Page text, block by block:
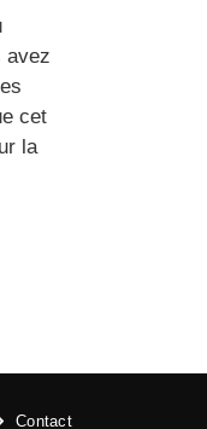
avez
cet
la
Contact